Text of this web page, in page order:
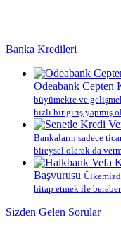
Banka Kredileri
Odeabank
büyümekte ve
hızlı bir giriş yapmış
Bankaların sadece
bireysel olarak da
Başvurusu
hitap etmek ile beraber
Sizden Gelen Sorular